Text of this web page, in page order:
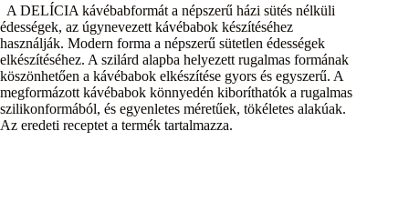
A DELÍCIA kávébabformát a népszerű házi sütés nélküli
édességek, az úgynevezett kávébabok készítéséhez
használják. Modern forma a népszerű sütetlen édességek
elkészítéséhez. A szilárd alapba helyezett rugalmas formának
köszönhetően a kávébabok elkészítése gyors és egyszerű. A
megformázott kávébabok könnyedén kiboríthatók a rugalmas
szilikonformából, és egyenletes méretűek, tökéletes alakúak.
Az eredeti receptet a termék tartalmazza.